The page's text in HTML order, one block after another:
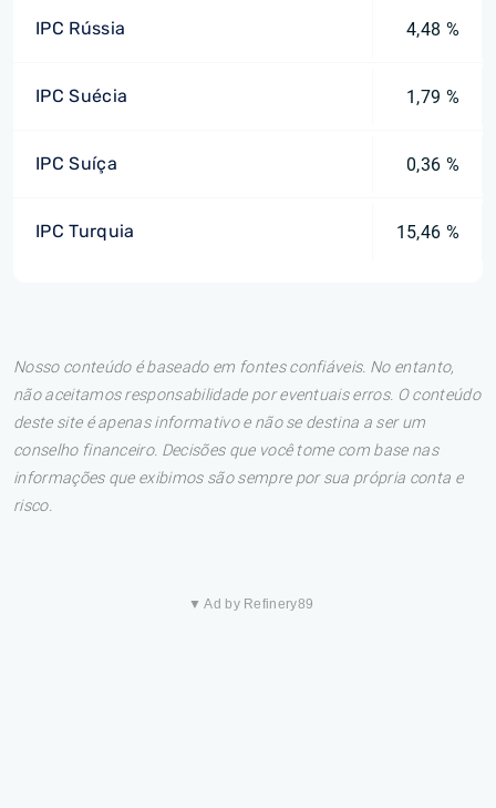
IPC Rússia 4,48 %
IPC Suécia 1,79 %
IPC Suíça 0,36 %
IPC Turquia 15,46 %
Nosso conteúdo é baseado em fontes confiáveis. No entanto,
não aceitamos responsabilidade por eventuais erros. O conteúdo
deste site é apenas informativo e não se destina a ser um
conselho financeiro. Decisões que você tome com base nas
informações que exibimos são sempre por sua própria conta e
risco.
▼ Ad by Refinery89